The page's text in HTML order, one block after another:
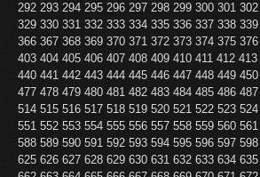
292 293 294 295 296 297 298 299 300 301 302
329 330 331 332 333 334 335 336 337 338 339
366 367 368 369 370 371 372 373 374 375 376
403 404 405 406 407 408 409 410 411 412 413
440 441 442 443 444 445 446 447 448 449 450
477 478 479 480 481 482 483 484 485 486 487
514 515 516 517 518 519 520 521 522 523 524
551 552 553 554 555 556 557 558 559 560 561
588 589 590 591 592 593 594 595 596 597 598
625 626 627 628 629 630 631 632 633 634 635